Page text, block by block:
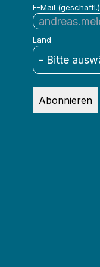
E-Mail (geschäftl.)
Land
Abonnieren